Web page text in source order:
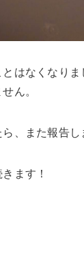
はなくなりま
ん。
、また報告し
ます！